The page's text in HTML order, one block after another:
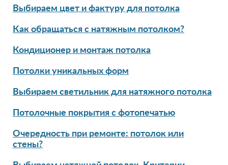
Выбираем цвет и фактуру для потолка
Как обращаться с натяжным потолком?
Кондиционер и монтаж потолка
Потолки уникальных форм
Выбираем светильник для натяжного потолка
Потолочные покрытия с фотопечатью
Очередность при ремонте: потолок или
стены?